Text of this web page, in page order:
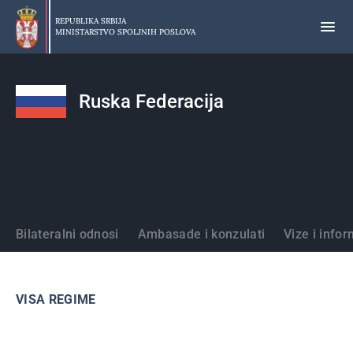
Preskoči
glavni
deo
REPUBLIKA SRBIJA
MINISTARSTVO SPOLJNIH POSLOVA
Ruska Federacija
Države
Bilateralni odnosi Ambasade i konzulati Vize i
VISA REGIME